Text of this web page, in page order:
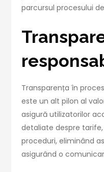
parcursul procesului
Transparența în
este un alt pilon al
asigură utilizatorilor
detaliate despre
proceduri, eliminând
asigurând o